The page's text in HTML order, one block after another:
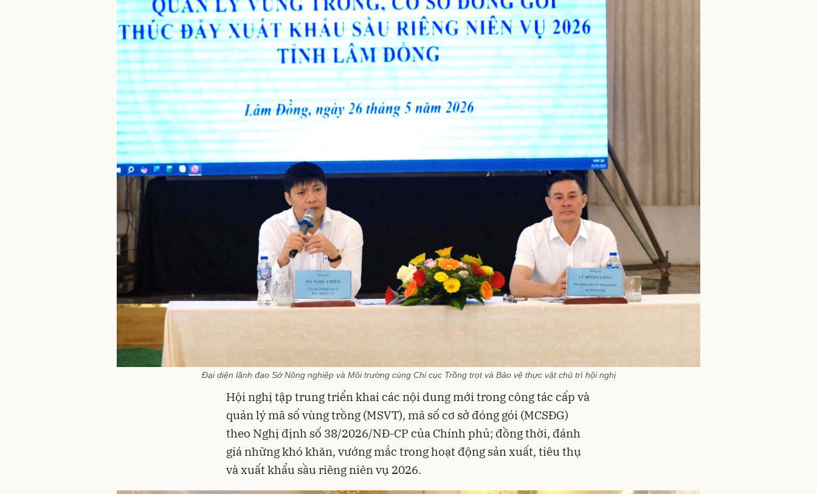
Đại diện lãnh đạo Sở Nông nghiệp và Môi trường cùng Chi cục Trồng trọt và Bảo vệ thực vật chủ trì hội nghị
Hội nghị tập trung triển khai các nội dung mới trong công tác cấp và
quản lý mã số vùng trồng (MSVT), mã số cơ sở đóng gói (MCSĐG)
theo Nghị định số 38/2026/NĐ-CP của Chính phủ; đồng thời, đánh
giá những khó khăn, vướng mắc trong hoạt động sản xuất, tiêu thụ
và xuất khẩu sầu riêng niên vụ 2026.